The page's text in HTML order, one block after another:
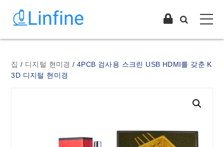
집 / 디지털 현미경 / 4PCB 검사용 스크린 USB HDMI를 갖춘 K
3D 디지털 현미경